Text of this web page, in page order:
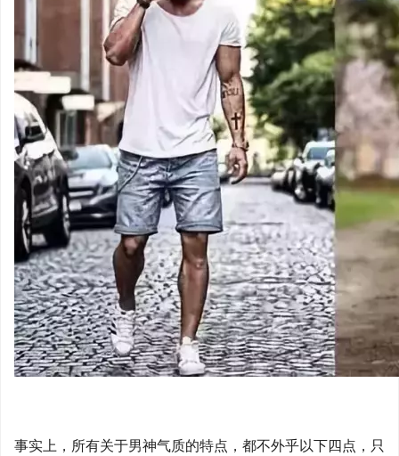
事实上，所有关于男神气质的特点，都不外乎以下四点，只